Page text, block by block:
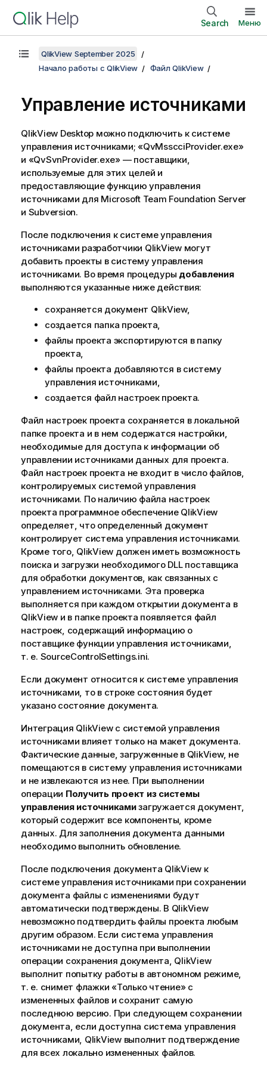
Search Меню
QlikView September 2025
Начало работы с QlikView
Файл QlikView
Управление источниками
QlikView Desktop можно подключить к системе
управления источниками; «QvMsscciProvider.exe»
и «QvSvnProvider.exe» — поставщики,
используемые для этих целей и
предоставляющие функцию управления
источниками для Microsoft Team Foundation Server
и Subversion.
После подключения к системе управления
источниками разработчики QlikView могут
добавить проекты в систему управления
источниками. Во время процедуры добавления
выполняются указанные ниже действия:
сохраняется документ QlikView,
создается папка проекта,
файлы проекта экспортируются в папку
проекта,
файлы проекта добавляются в систему
управления источниками,
создается файл настроек проекта.
Файл настроек проекта сохраняется в локальной
папке проекта и в нем содержатся настройки,
необходимые для доступа к информации об
управлении источниками данных для проекта.
Файл настроек проекта не входит в число файлов,
контролируемых системой управления
источниками. По наличию файла настроек
проекта программное обеспечение QlikView
определяет, что определенный документ
контролирует система управления источниками.
Кроме того, QlikView должен иметь возможность
поиска и загрузки необходимого DLL поставщика
для обработки документов, как связанных с
управлением источниками. Эта проверка
выполняется при каждом открытии документа в
QlikView и в папке проекта появляется файл
настроек, содержащий информацию о
поставщике функции управления источниками,
т. е. SourceControlSettings.ini.
Если документ относится к системе управления
источниками, то в строке состояния будет
указано состояние документа.
Интеграция QlikView с системой управления
источниками влияет только на макет документа.
Фактические данные, загруженные в QlikView, не
помещаются в систему управления источниками
и не извлекаются из нее. При выполнении
операции Получить проект из системы
управления источникамизагружается документ,
который содержит все компоненты, кроме
данных. Для заполнения документа данными
необходимо выполнить обновление.
После подключения документа QlikView к
системе управления источниками при сохранении
документа файлы с изменениями будут
автоматически подтверждены. В QlikView
невозможно подтвердить файлы проекта любым
другим образом. Если система управления
источниками не доступна при выполнении
операции сохранения документа, QlikView
выполнит попытку работы в автономном режиме,
т. е. снимет флажки «Только чтение» с
измененных файлов и сохранит самую
последнюю версию. При следующем сохранении
документа, если доступна система управления
источниками, QlikView выполнит подтверждение
для всех локально измененных файлов.